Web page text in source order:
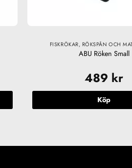
FISKRÖKAR, RÖKSPÅN OCH
ABU Röken Small
489 kr
Köp